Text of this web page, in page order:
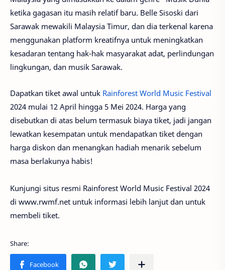
ketika gagasan itu masih relatif baru. Belle Sisoski dari
Sarawak mewakili Malaysia Timur, dan dia terkenal karena
menggunakan platform kreatifnya untuk meningkatkan
kesadaran tentang hak-hak masyarakat adat, perlindungan
lingkungan, dan musik Sarawak.
Dapatkan tiket awal untuk Rainforest World Music Festival
2024 mulai 12 April hingga 5 Mei 2024. Harga yang
disebutkan di atas belum termasuk biaya tiket, jadi jangan
lewatkan kesempatan untuk mendapatkan tiket dengan
harga diskon dan menangkan hadiah menarik sebelum
masa berlakunya habis!
Kunjungi situs resmi Rainforest World Music Festival 2024
di www.rwmf.net untuk informasi lebih lanjut dan untuk
membeli tiket.